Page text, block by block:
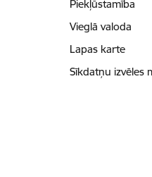
Piekļūstamība
Vieglā valoda
Lapas karte
Sīkdatņu izvēles